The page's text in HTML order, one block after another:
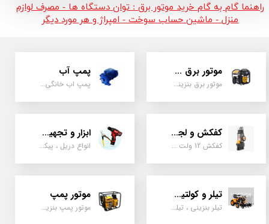
راهنما گام به گام خرید موتور برق : توان دستگاه ها - مصرف لوازم
منزل - ماشین حساب سوخت - امپراژ و هر مورد دیگر
موتور برق و ژنراتور
موتور برق بنزینی، دیزلی ، گازی ، سه گانه سوز
پمپ آب
پمپ اب خانگی، بشقابی ، جتی ، دو پروانه کشاورزی
کفکش و لجن کش
کفکش 12 ولت ، 220 ولت ، یک اینچ به بالا لجن کش کاتردار، لجن کش چدنی
ابزار و تجهیزات
انواع دریل ، پیکور، ابزارالات، سیل مکانیکی، قطعات پمپ
تیلر و کولتیواتور
تیلر بنزینی ، تیلر دیزل، تیلر چهار چرخ، تیلر مزرعه و کشاورزی
موتور پمپ
موتور پمپ بنزینی، دیزلی، نفتی ، یک اینچ به بالا